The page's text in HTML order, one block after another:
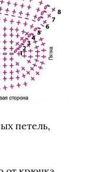
петель,